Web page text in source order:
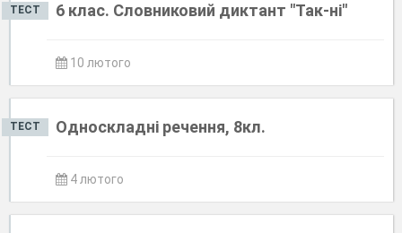
ТЕСТ 6 клас. Словниковий диктант "Так-ні"
10 лютого
ТЕСТ Односкладні речення, 8кл.
4 лютого